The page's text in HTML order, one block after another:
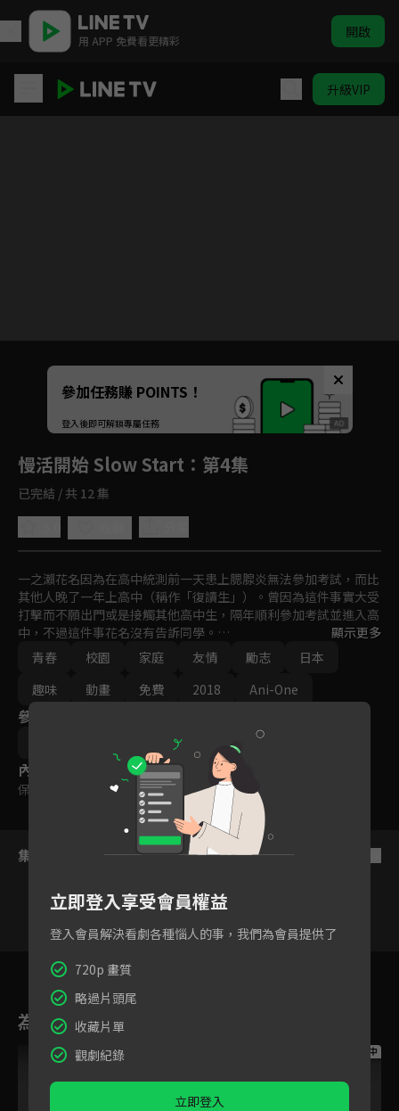
用 APP 免費看更精彩 開啟
升級VIP
Unmute
如有不便請見諒
參加任務賺 POINTS！
登入後即可解鎖專屬任務
慢活開始 Slow Start ：第4集
已完結 / 共 12 集
一之瀨花名因為在高中統測前一天患上腮腺炎無法參加考試，而比
其他人晚了一年上高中（稱作「復讀生」）。曾因為這件事實大受
打擊而不願出門或是接觸其他高中生，隔年順利參加考試並進入高
中，不過這件事花名沒有告訴同學。
雖然別人可能會認為不算什麼大事，但對她來說是個重要的問題，
所以想要追趕上其他人。因緣際會之下，花名遇見了三位同學，藉
由互相交流與理解的方式，逐漸恢復原本正常學生的生活，慢慢向
前邁進的故事。
顯示更多
青春
校園 家庭 友情 勵志
日本
趣味
動畫 免費 2018 Ani-One
參與演員
內容標籤
保護級
集數列表
為您推薦
跟播中 跟播中
立即登入享受會員權益
登入會員解決看劇各種惱人的事，我們為會員提供了
720p 畫質
略過片頭尾
收藏片單
觀劇紀錄
立即登入